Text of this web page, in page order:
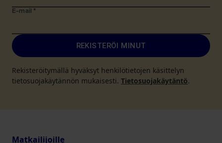
E-mail *
REKISTERÖI MINUT
Rekisteröitymällä hyväksyt henkilötietojen käsittelyn
tietosuojakäytännön mukaisesti. Tietosuojakäytäntö.
Matkailijoille